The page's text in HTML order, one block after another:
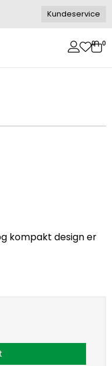
Kundeservice
0 0
kompakt design er